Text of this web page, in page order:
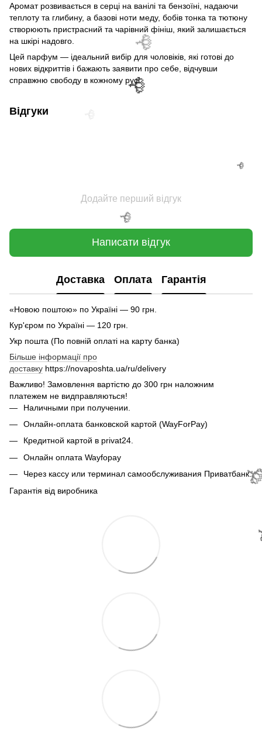
Аромат розвивається в серці на ванілі та бензоїні, надаючи
теплоту та глибину, а базові ноти меду, бобів тонка та тютюну
створюють пристрасний та чарівний фініш, який залишається
на шкірі надовго.
Цей парфум — ідеальний вибір для чоловіків, які готові до
нових відкриттів і бажають заявити про себе, відчувши
справжню свободу в кожному русі.
Відгуки
Додайте перший відгук
Написати відгук
Доставка Оплата Гарантія
«Новою поштою» по Україні — 90 грн.
Кур'єром по Україні — 120 грн.
Укр пошта (По повній оплаті на карту банка)
Більше інформації про
доставку https://novaposhta.ua/ru/delivery
Важливо! Замовлення вартістю до 300 грн наложним
платежем не видправляються!
Наличными при получении.
Онлайн-оплата банковской картой (WayForPay)
Кредитной картой в privat24.
Онлайн оплата Wayfopay
Через кассу или терминал самообслуживания Приватбанк.
Гарантія від виробника
🌹
🌹 🌹
🌹